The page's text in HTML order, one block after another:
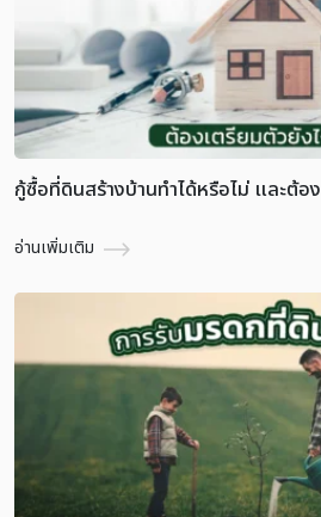
กู้ซื้อที่ดินสร้างบ้านทำได้หรือไม่ และต้อ
อ่านเพิ่มเติม